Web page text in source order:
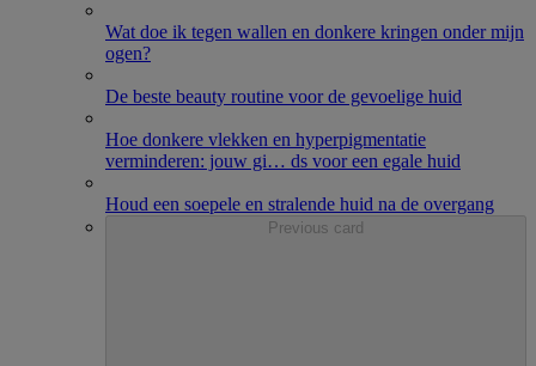
Wat doe ik tegen wallen en donkere kringen onder mijn
ogen?
De beste beauty routine voor de gevoelige huid
Hoe donkere vlekken en hyperpigmentatie
verminderen: jouw gi… ds voor een egale huid
Houd een soepele en stralende huid na de overgang
Previous card